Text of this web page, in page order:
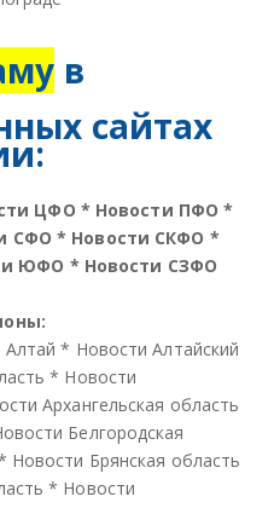
в
сайтах
ЦФО * Новости ПФО *
СФО * Новости СКФО *
ЮФО * Новости СЗФО
* Новости Алтайский
* Новости
Архангельская область
Белгородская
Новости Брянская область
* Новости